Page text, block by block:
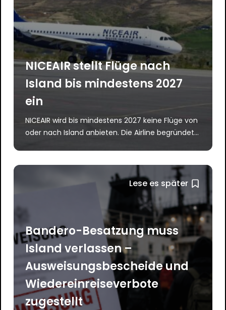
NICEAIR stellt Flüge nach
Island bis mindestens 2027
ein
NICEAIR wird bis mindestens 2027 keine Flüge von
oder nach Island anbieten. Die Airline begründet...
Lese es später
Bandero-Besatzung muss
Island verlassen –
Ausweisungsbescheide und
Wiedereinreiseverbote
zugestellt